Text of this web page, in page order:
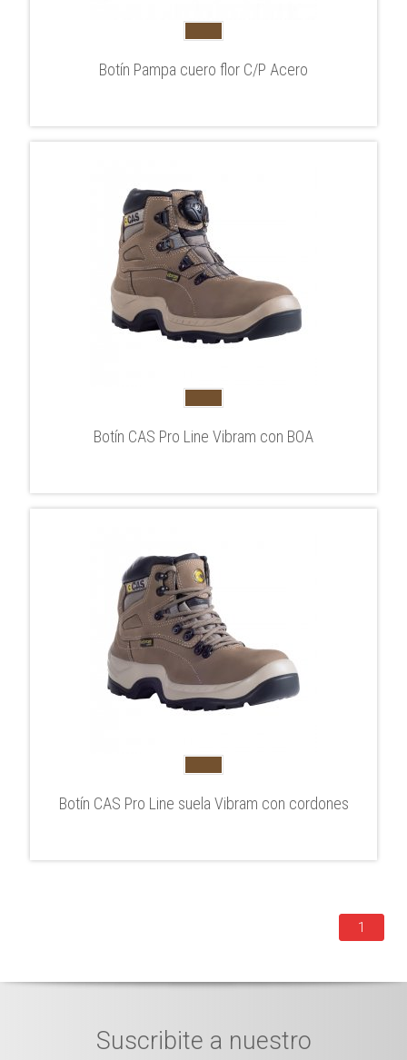
Botín Pampa cuero flor C/P Acero
Botín CAS Pro Line Vibram con BOA
Botín CAS Pro Line suela Vibram con cordones
1
Suscribite a nuestro